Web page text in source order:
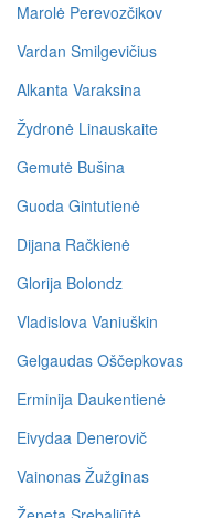
Marolė Perevozčikov
Vardan Smilgevičius
Alkanta Varaksina
Žydronė Linauskaite
Gemutė Bušina
Guoda Gintutienė
Dijana Račkienė
Glorija Bolondz
Vladislova Vaniuškin
Gelgaudas Oščepkovas
Erminija Daukentienė
Eivydaa Denerovič
Vainonas Žužginas